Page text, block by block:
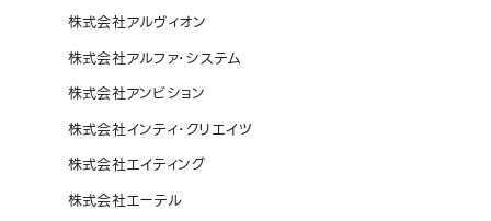
株式会社アルヴィオン
株式会社アルファ･システム
株式会社アンビション
株式会社インティ･クリエイツ
株式会社エイティング
株式会社エーテル